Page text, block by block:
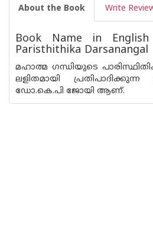
About the Book Write
Book Name in
Paristhithika Darsanangal
മഹാത്മ ഗന്ധിയുടെ
ലളിതമായി
ഡോ.കെ.പി ജോയി ആണ്.